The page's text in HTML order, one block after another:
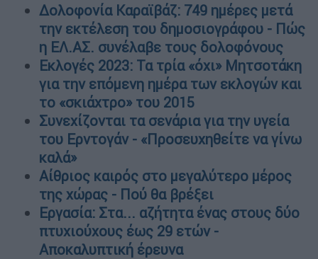
Δολοφονία Καραϊβάζ: 749 ημέρες μετά
την εκτέλεση του δημοσιογράφου - Πώς
η ΕΛ.ΑΣ. συνέλαβε τους δολοφόνους
Εκλογές 2023: Τα τρία «όχι» Μητσοτάκη
για την επόμενη ημέρα των εκλογών και
το «σκιάχτρο» του 2015
Συνεχίζονται τα σενάρια για την υγεία
του Ερντογάν - «Προσευχηθείτε να γίνω
καλά»
Αίθριος καιρός στο μεγαλύτερο μέρος
της χώρας - Πού θα βρέξει
Εργασία: Στα... αζήτητα ένας στους δύο
πτυχιούχους έως 29 ετών -
Αποκαλυπτική έρευνα